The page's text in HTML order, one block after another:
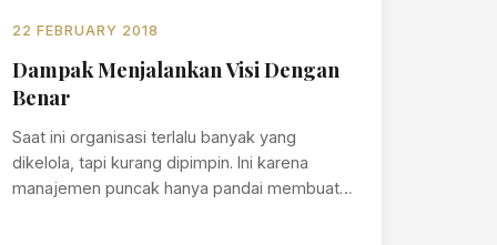
22 FEBRUARY 2018
Dampak Menjalankan Visi Dengan
Benar
Saat ini organisasi terlalu banyak yang
dikelola, tapi kurang dipimpin. Ini karena
manajemen puncak hanya pandai membuat